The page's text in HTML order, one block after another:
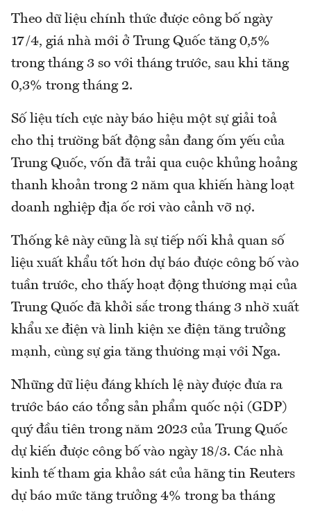
Theo dữ liệu chính thức được công bố ngày
17/4, giá nhà mới ở Trung Quốc tăng 0,5%
trong tháng 3 so với tháng trước, sau khi tăng
0,3% trong tháng 2.
Số liệu tích cực này báo hiệu một sự giải toả
cho thị trường bất động sản đang ốm yếu của
Trung Quốc, vốn đã trải qua cuộc khủng hoảng
thanh khoản trong 2 năm qua khiến hàng loạt
doanh nghiệp địa ốc rơi vào cảnh vỡ nợ.
Thống kê này cũng là sự tiếp nối khả quan số
liệu xuất khẩu tốt hơn dự báo được công bố vào
tuần trước, cho thấy hoạt động thương mại của
Trung Quốc đã khởi sắc trong tháng 3 nhờ xuất
khẩu xe điện và linh kiện xe điện tăng trưởng
mạnh, cùng sự gia tăng thương mại với Nga.
Những dữ liệu đáng khích lệ này được đưa ra
trước báo cáo tổng sản phẩm quốc nội (GDP)
quý đầu tiên trong năm 2023 của Trung Quốc
dự kiến được công bố vào ngày 18/3. Các nhà
kinh tế tham gia khảo sát của hãng tin Reuters
dự báo mức tăng trưởng 4% trong ba tháng